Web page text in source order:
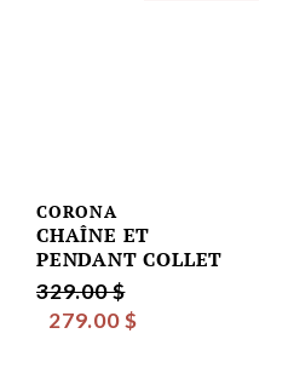
CORONA
CHAÎNE ET
PENDANT COLLET
329.00 $
279.00 $